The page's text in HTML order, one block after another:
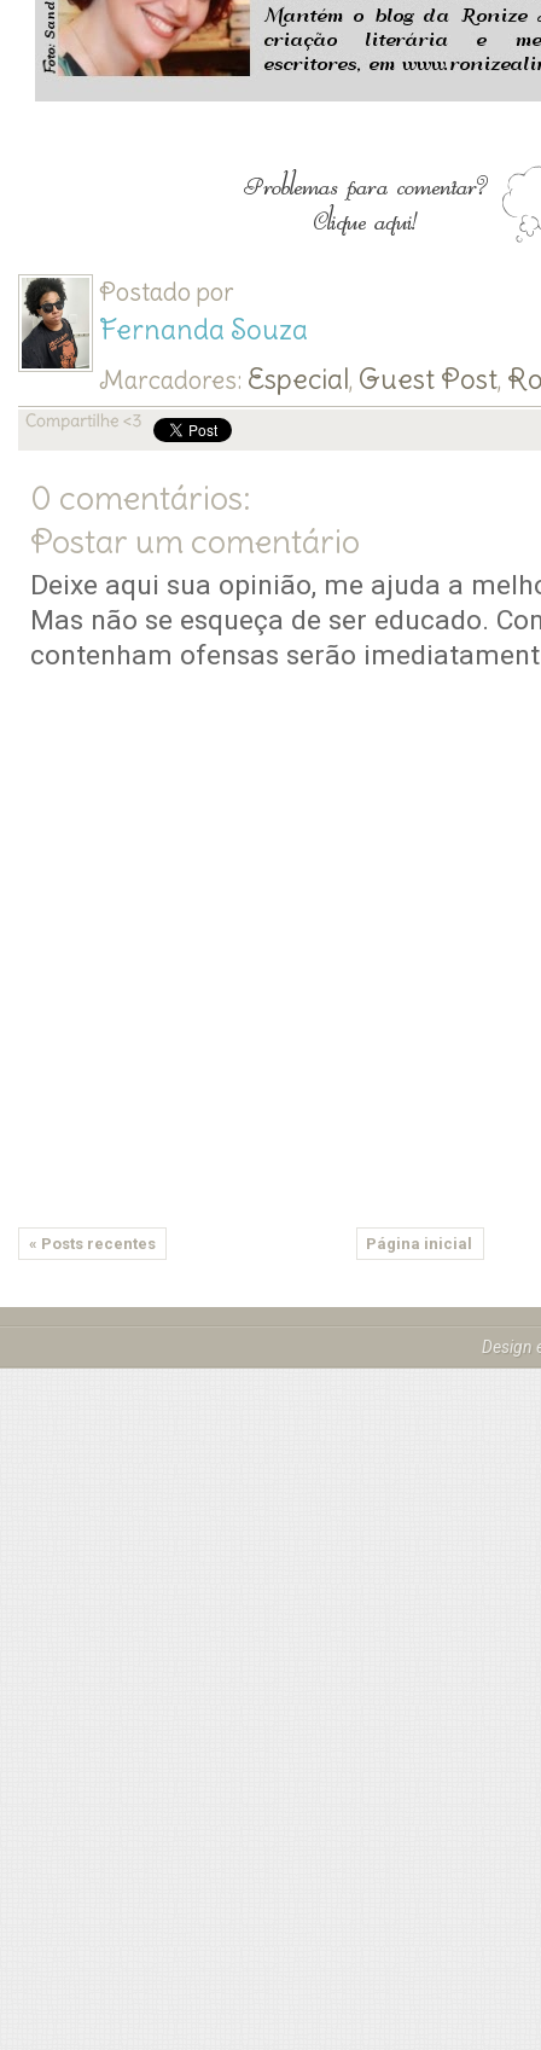
Postado por
Fernanda Souza
Marcadores: Especial, Guest Post,
0 comentários:
Postar um comentário
Deixe aqui sua opinião, me ajuda a
Mas não se esqueça de ser educado.
contenham ofensas serão
« Posts recentes Página inicial
Design